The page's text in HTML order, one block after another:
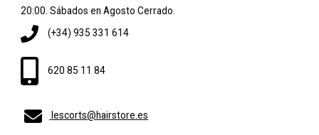
20:00. Sábados en Agosto Cerrado.
(+34) 935 331 614
620 85 11 84
lescorts@hairstore.es